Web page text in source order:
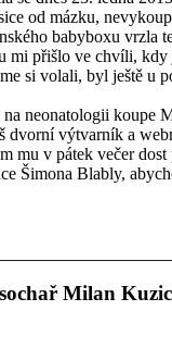
od mázku,
babyboxu vrzla
mi přišlo ve chvíli, kdy
si volali, byl ještě u
na neonatologii koupe
dvorní výtvarník a
mu v pátek večer
Šimona Blably,
Milan